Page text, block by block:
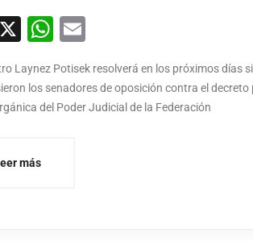
X WhatsApp
Laynez Potisek resolverá en los próximos
los senadores de oposición contra el
del Poder Judicial de la Federación
más